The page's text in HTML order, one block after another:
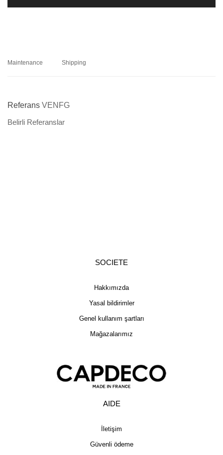
Maintenance Shipping
Referans VENFG
Belirli Referanslar
SOCIETE
Hakkımızda
Yasal bildirimler
Genel kullanım şartları
Mağazalarımız
AIDE
İletişim
Güvenli ödeme